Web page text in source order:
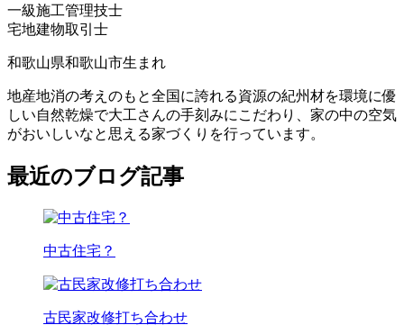
一級施工管理技士
宅地建物取引士
和歌山県和歌山市生まれ
地産地消の考えのもと全国に誇れる資源の紀州材を環境に優
しい自然乾燥で大工さんの手刻みにこだわり、家の中の空気
がおいしいなと思える家づくりを行っています。
最近のブログ記事
中古住宅？
古民家改修打ち合わせ